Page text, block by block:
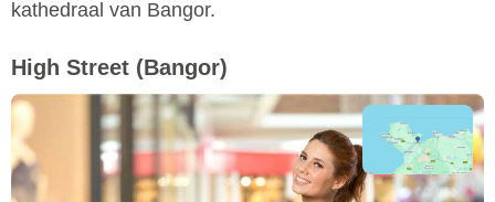
kathedraal van Bangor.
High Street (Bangor)